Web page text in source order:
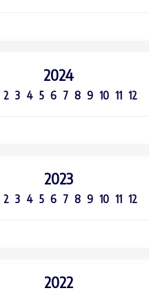
2024
2 3 4 5 6 7 8 9 10 11 12
2023
2 3 4 5 6 7 8 9 10 11 12
2022